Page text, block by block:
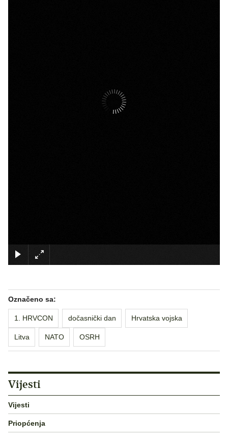
Označeno sa:
1. HRVCON dočasnički dan Hrvatska vojska
Litva NATO OSRH
Vijesti
Vijesti
Priopćenja